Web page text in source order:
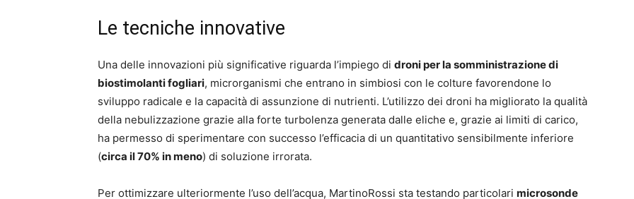
Le tecniche innovative
Una delle innovazioni più significative riguarda l’impiego di droni per la somministrazione di
biostimolanti fogliari, microrganismi che entrano in simbiosi con le colture favorendone lo
sviluppo radicale e la capacità di assunzione di nutrienti. L’utilizzo dei droni ha migliorato la qualità
della nebulizzazione grazie alla forte turbolenza generata dalle eliche e, grazie ai limiti di carico,
ha permesso di sperimentare con successo l’efficacia di un quantitativo sensibilmente inferiore
(circa il 70% in meno) di soluzione irrorata.
Per ottimizzare ulteriormente l’uso dell’acqua, MartinoRossi sta testando particolari microsonde